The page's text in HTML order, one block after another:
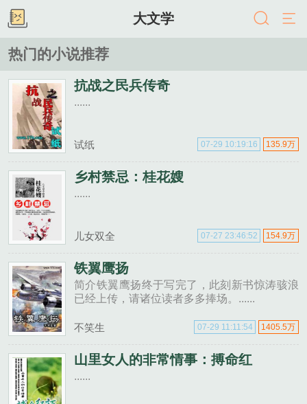
大文学
热门的小说推荐
抗战之民兵传奇
......
试纸 135.9万
07-29 10:19:16
乡村禁忌：桂花嫂
......
儿女双全 154.9万
07-27 23:46:52
铁翼鹰扬
简介铁翼鹰扬终于写完了，此刻新书惊涛骇浪
已经上传，请诸位读者多多捧场。......
不笑生 1405.5万
07-29 11:11:54
山里女人的非常情事：搏命红
......